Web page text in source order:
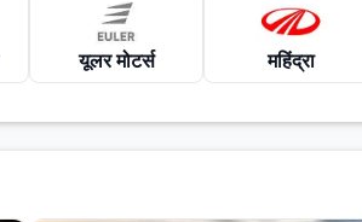
यूलर मोटर्स महिंद्रा